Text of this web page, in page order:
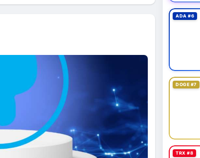
ADA #6
DOGE #7
TRX #8